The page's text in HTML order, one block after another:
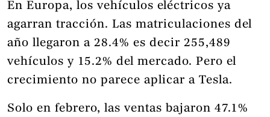
En Europa, los vehículos eléctricos ya
agarran tracción. Las matriculaciones del
año llegaron a 28.4% es decir 255,489
vehículos y 15.2% del mercado. Pero el
crecimiento no parece aplicar a Tesla.
Solo en febrero, las ventas bajaron 47.1%